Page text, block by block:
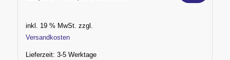
inkl. 19 % MwSt. zzgl.
Versandkosten
Lieferzeit: 3-5 Werktage